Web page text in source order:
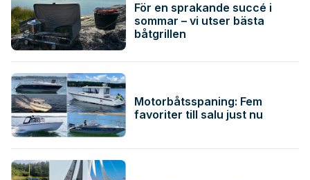
För en sprakande succé i
sommar – vi utser bästa
båtgrillen
Motorbåtsspaning: Fem
favoriter till salu just nu